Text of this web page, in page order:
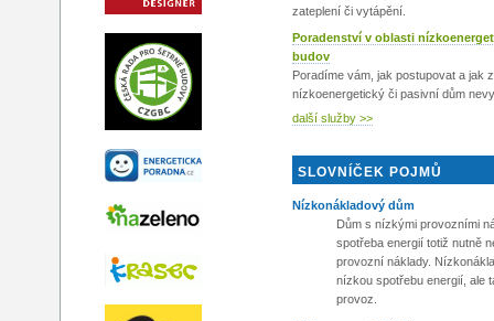
zateplení či vytápění.
Poradenství v oblasti
budov
Poradíme vám, jak postupovat a jak
nízkoenergetický či pasivní dům
další služby >>
SLOVNÍČEK POJMŮ
Nízkonákladový dům
Dům s nízkými provozními
spotřeba energií totiž nutně
provozní náklady.
nízkou spotřebu energií, ale
provoz.